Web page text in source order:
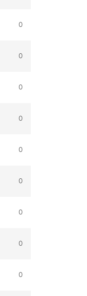
0
0
0
0
0
0
0
0
0